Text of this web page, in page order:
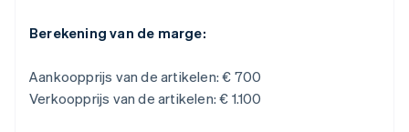
Berekening van de marge:
Aankoopprijs van de artikelen: € 700
Verkoopprijs van de artikelen: € 1.100